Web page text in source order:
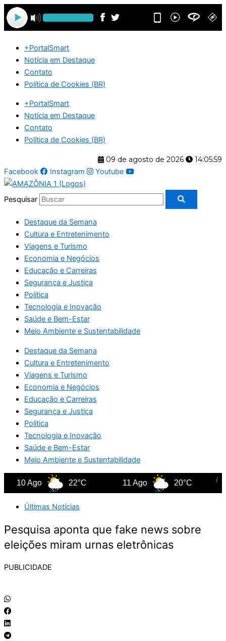
Ir
para
o
+PortalSmart
Notícia em Destaque
Contato
Política de Cookies (BR)
+PortalSmart
Notícia em Destaque
Contato
Política de Cookies (BR)
09 de agosto de 2026
14:05:59
Facebook
Instagram Youtube
Pesquisar
Destaque da Semana
Cultura e Entretenimento
Viagens e Turismo
Economia e Negócios
Educação e Carreiras
Segurança e Justiça
Política
Tecnologia e Inovação
Saúde e Bem-Estar
Meio Ambiente e Sustentabilidade
Destaque da Semana
Cultura e Entretenimento
Viagens e Turismo
Economia e Negócios
Educação e Carreiras
Segurança e Justiça
Política
Tecnologia e Inovação
Saúde e Bem-Estar
Meio Ambiente e Sustentabilidade
10 Ago 22°C 11 Ago 20°C
Últimas Notícias
Pesquisa aponta que fake news sobre
eleições miram urnas eletrônicas
PUBLICIDADE